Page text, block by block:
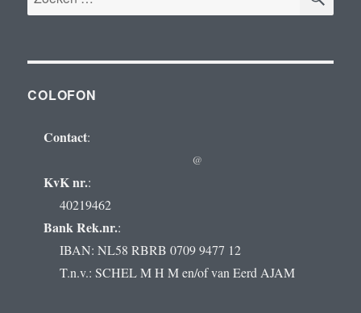
naar:
COLOFON
Contact:
@
KvK nr.:
40219462
Bank Rek.nr.:
IBAN: NL58 RBRB 0709 9477 12
T.n.v.: SCHEL M H M en/of van Eerd AJAM